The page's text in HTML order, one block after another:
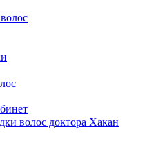
волос доктора Хакан